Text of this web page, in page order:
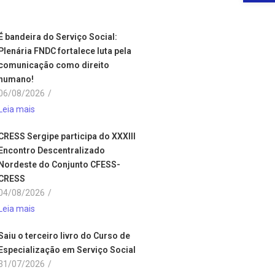
bandeira do Serviço Social:
FNDC fortalece luta pela
como direito
08/2026 /
mais
Sergipe participa do XXXIII
Descentralizado
do Conjunto CFESS-
08/2026 /
mais
o terceiro livro do Curso de
em Serviço Social
07/2026 /